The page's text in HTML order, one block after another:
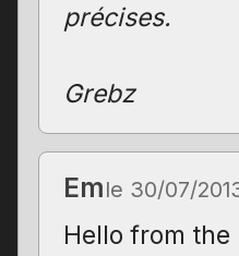
précises.
Grebz
Emle 30/07/
Hello from the